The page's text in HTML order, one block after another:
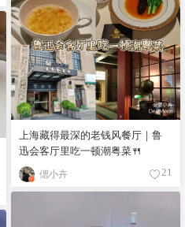
上海藏得最深的老钱风餐厅｜鲁
迅会客厅里吃一顿潮粤菜🍴
偲小卉 21